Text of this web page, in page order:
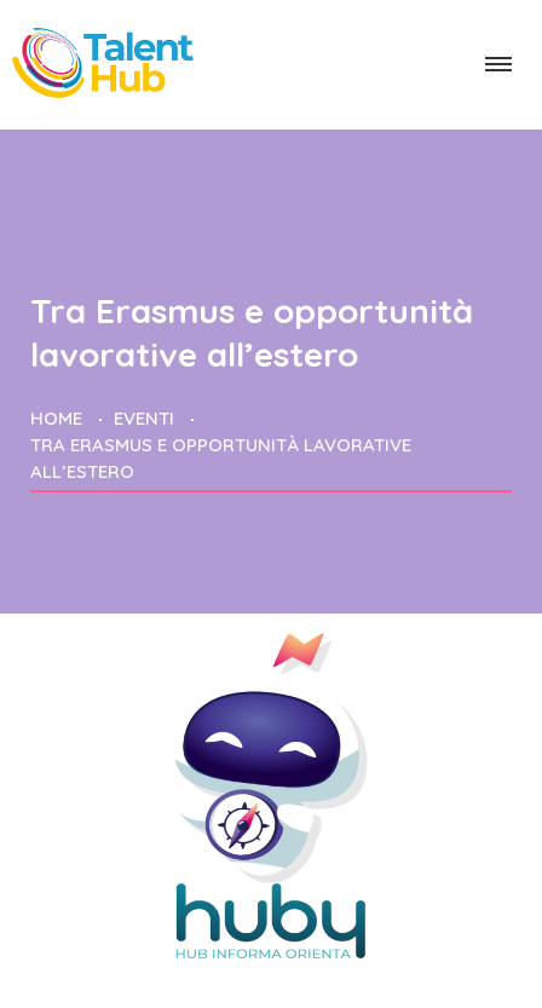
Tra Erasmus e opportunità
lavorative all’estero
HOME
EVENTI
TRA ERASMUS E OPPORTUNITÀ LAVORATIVE
ALL’ESTERO